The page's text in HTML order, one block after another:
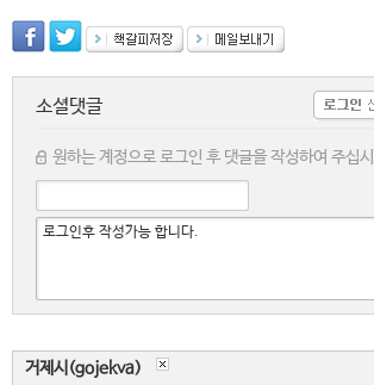
소셜댓글
원하는 계정으로 로그인 후 댓글을 작성하여 주십
거제시(gojekva)